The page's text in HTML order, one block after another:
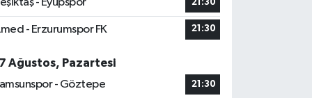
- Eyüpspor 21:30
- Erzurumspor FK 21:30
Ağustos, Pazartesi
- Göztepe
21:30